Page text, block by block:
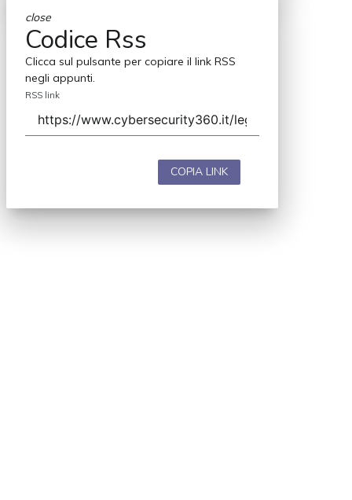
close
Codice Rss
Clicca sul pulsante per copiare il link RSS
negli appunti.
RSS link
COPIA LINK